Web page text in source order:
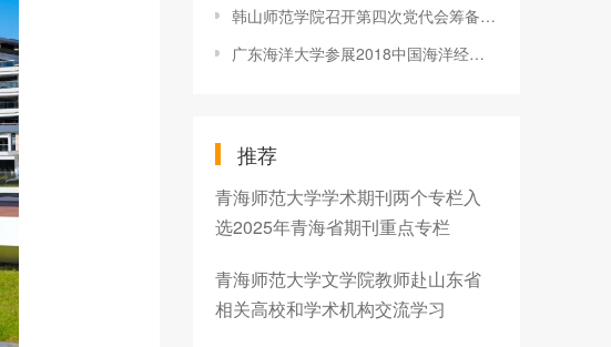
韩山师范学院召开第四次党代会筹备工作会议
广东海洋大学参展2018中国海洋经济博览会引关注
推荐
青海师范大学学术期刊两个专栏入
选2025年青海省期刊重点专栏
青海师范大学文学院教师赴山东省
相关高校和学术机构交流学习